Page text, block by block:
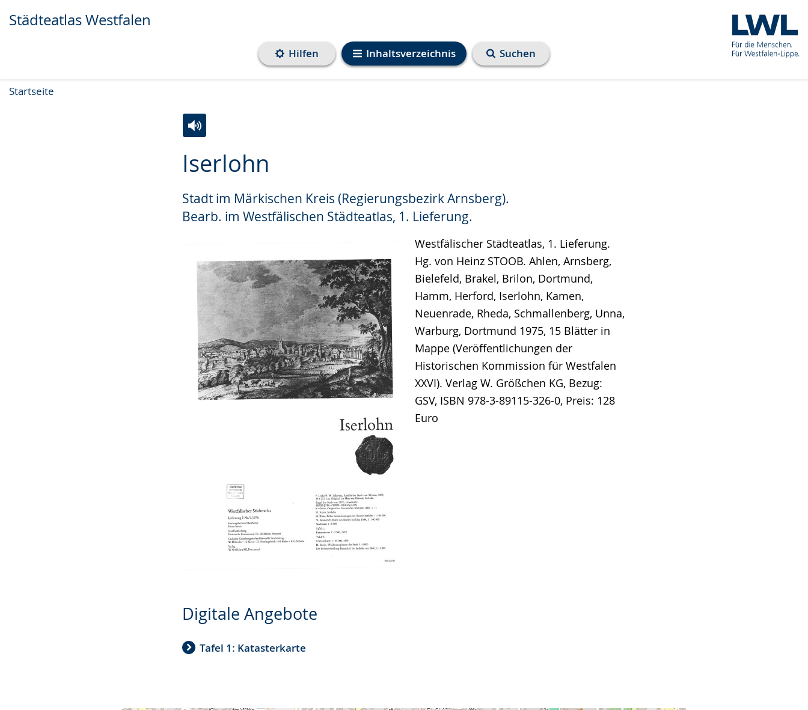
Transkript anzeigen
Abspielen
Pausieren
Städteatlas Westfalen
Inhaltsverzeichnis
Hilfen Suchen
Startseite
Iserlohn
Stadt im Märkischen Kreis (Regierungsbezirk Arnsberg).
Bearb. im Westfälischen Städteatlas, 1. Lieferung.
Westfälischer Städteatlas, 1. Lieferung.
Hg. von Heinz STOOB. Ahlen, Arnsberg,
Bielefeld, Brakel, Brilon, Dortmund,
Hamm, Herford, Iserlohn, Kamen,
Neuenrade, Rheda, Schmallenberg, Unna,
Warburg, Dortmund 1975, 15 Blätter in
Mappe (Veröffentlichungen der
Historischen Kommission für Westfalen
XXVI). Verlag W. Größchen KG, Bezug:
GSV, ISBN 978-3-89115-326-0, Preis: 128
Euro
Digitale Angebote
Tafel 1: Katasterkarte
Leichten
wechseln.
Audio-
Video
Deutscher
Gebärdensprache